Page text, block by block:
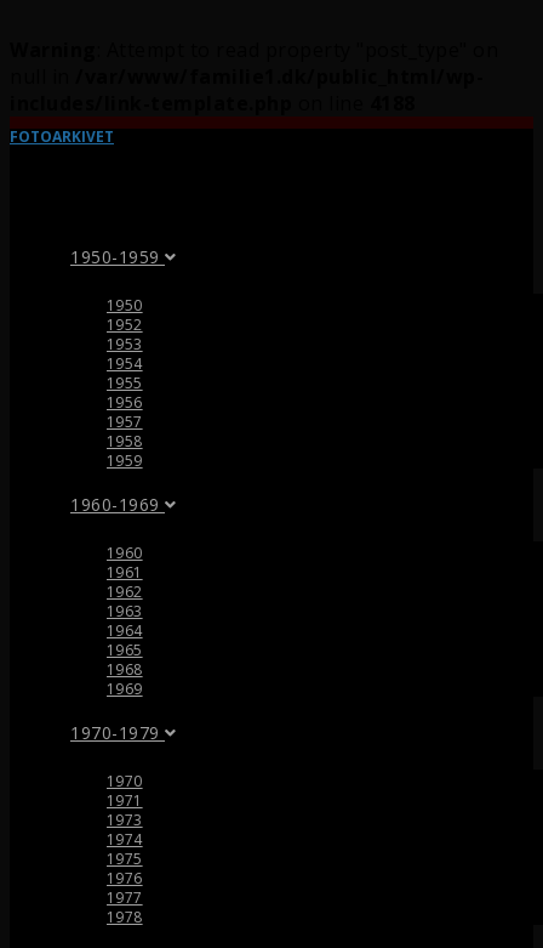
FOTOARKIVET
1950-1959
1950
1952
1953
1954
1955
1956
1957
1958
1959
1960-1969
1960
1961
1962
1963
1964
1965
1968
1969
1970-1979
1970
1971
1973
1974
1975
1976
1977
1978